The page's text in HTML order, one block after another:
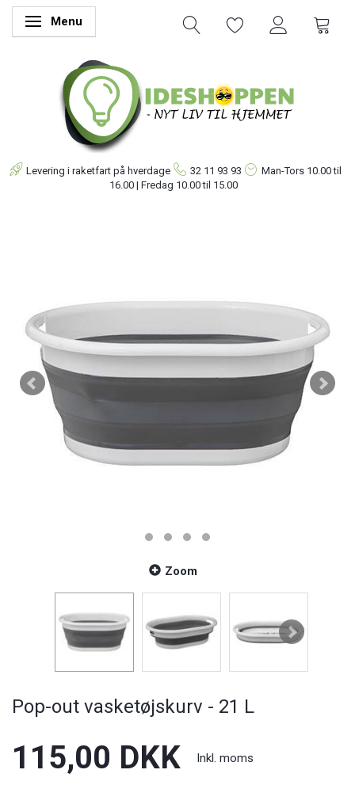
Skifte navigation
Menu
Levering i raketfart på hverdage 32 11 93 93 Man-Tors 10.00 til
16.00 | Fredag 10.00 til 15.00
Zoom
Pop-out vasketøjskurv - 21 L
115,00 DKK Inkl. moms